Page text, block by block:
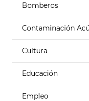
Bomberos
Contaminación
Cultura
Educación
Empleo